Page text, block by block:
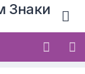
Знаки